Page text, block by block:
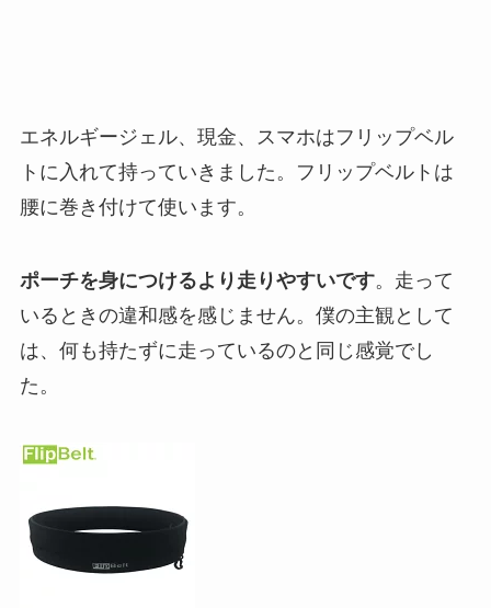
エネルギージェル、現金、スマホはフリップベル
トに入れて持っていきました。フリップベルトは
腰に巻き付けて使います。
ポーチを身につけるより走りやすいです。走って
いるときの違和感を感じません。僕の主観として
は、何も持たずに走っているのと同じ感覚でし
た。